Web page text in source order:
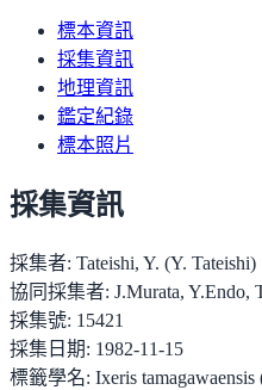
標本資訊
採集資訊
地理資訊
鑑定紀錄
標本照片
採集資訊
採集者: Tateishi, Y. (Y. Tateishi)
協同採集者: J.Murata, Y.Endo,
採集號: 15421
採集日期: 1982-11-15
標籤學名: Ixeris